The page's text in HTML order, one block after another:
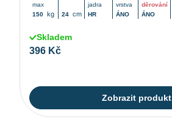
max
150 kg 24 cm
jadra
HR
vrstva
ÁNO
děrování
ÁNO
Skladem
396 Kč
Zobrazit produkt